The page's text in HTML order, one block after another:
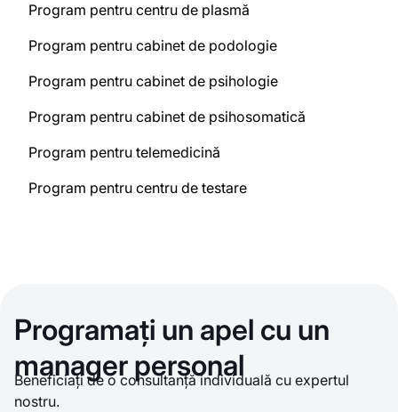
Program pentru centru de plasmă
Program pentru cabinet de podologie
Program pentru cabinet de psihologie
Program pentru cabinet de psihosomatică
Program pentru telemedicină
Program pentru centru de testare
Programați un apel cu un
manager personal
Beneficiați de o consultanță individuală cu expertul
nostru.